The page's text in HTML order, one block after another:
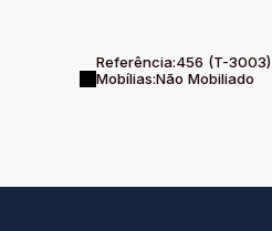
Referência:456 (T-3003)
Mobílias:Não Mobiliado